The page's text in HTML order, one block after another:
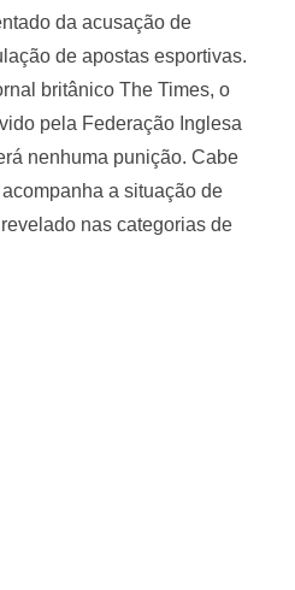
da acusação de
de apostas esportivas.
britânico The Times, o
pela Federação Inglesa
nenhuma punição. Cabe
a situação de
nas categorias de